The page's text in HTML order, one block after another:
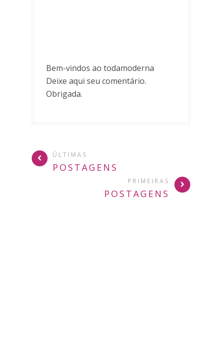
Bem-vindos ao todamoderna
Deixe aqui seu comentário.
Obrigada.
ÚLTIMAS
POSTAGENS
PRIMEIRAS
POSTAGENS